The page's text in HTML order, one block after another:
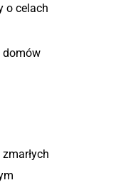
o celach
domów